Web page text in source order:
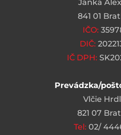
Janka
841 01
IČO:
DIČ:
IČ DPH:
Prevádzka/
Vlčie
821 07
Tel: 02/